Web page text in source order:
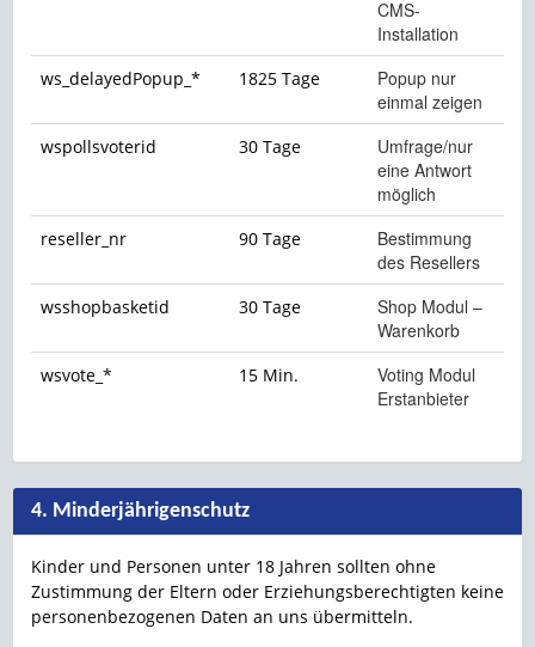
CMS-
Installation
ws_delayedPopup_* 1825 Tage
Popup nur
einmal zeigen
wspollsvoterid 30 Tage
Umfrage/nur
eine Antwort
möglich
reseller_nr 90 Tage
Bestimmung
des Resellers
wsshopbasketid 30 Tage
Shop Modul –
Warenkorb
wsvote_* 15 Min.
Voting Modul
Erstanbieter
4. Minderjährigenschutz
Kinder und Personen unter 18 Jahren sollten ohne
Zustimmung der Eltern oder Erziehungsberechtigten keine
personenbezogenen Daten an uns übermitteln.